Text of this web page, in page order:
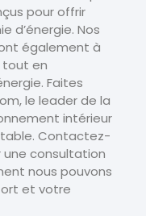
pour offrir
d’énergie. Nos
également à
tout en
Faites
le leader de la
intérieur
Contactez-
une consultation
nous pouvons
et votre